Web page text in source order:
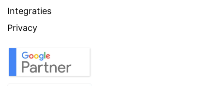
Integraties
Privacy